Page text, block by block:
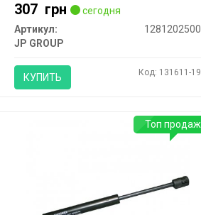
307 грн
сегодня
Артикул:
1281202500
JP GROUP
КУПИТЬ Код: 131611-19
Топ продаж